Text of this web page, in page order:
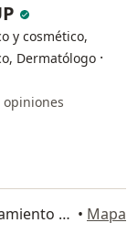
y cosmético,
Dermatólogo ·
opiniones
Calz Acoxpa 610, Coapa, Equipamiento Plaza Coapa, Tlalpan • Mapa